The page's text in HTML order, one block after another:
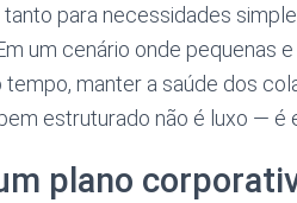
para necessidades
um cenário onde pequenas
manter a saúde dos
estruturado não é luxo — é
plano